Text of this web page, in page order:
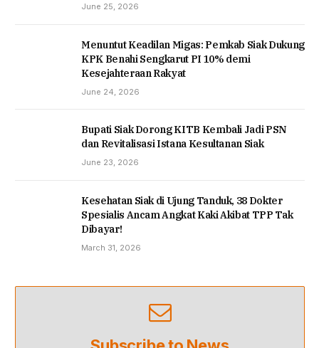
June 25, 2026
Menuntut Keadilan Migas: Pemkab Siak Dukung
KPK Benahi Sengkarut PI 10% demi
Kesejahteraan Rakyat
June 24, 2026
Bupati Siak Dorong KITB Kembali Jadi PSN
dan Revitalisasi Istana Kesultanan Siak
June 23, 2026
Kesehatan Siak di Ujung Tanduk, 38 Dokter
Spesialis Ancam Angkat Kaki Akibat TPP Tak
Dibayar!
March 31, 2026